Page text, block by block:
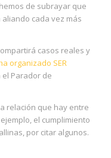
de subrayar que
cada vez más
casos reales y
organizado SER
el Parador de
relación que hay entre
el cumplimiento
por citar algunos.